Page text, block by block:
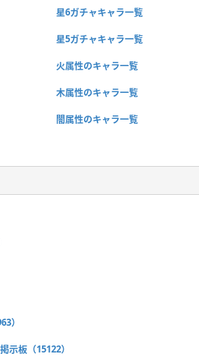
星6ガチャキャラ一覧
星5ガチャキャラ一覧
火属性のキャラ一覧
木属性のキャラ一覧
闇属性のキャラ一覧
）
示板（15122）